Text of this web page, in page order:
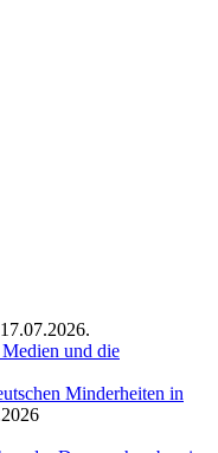
17.07.2026.
und die
Minderheiten in